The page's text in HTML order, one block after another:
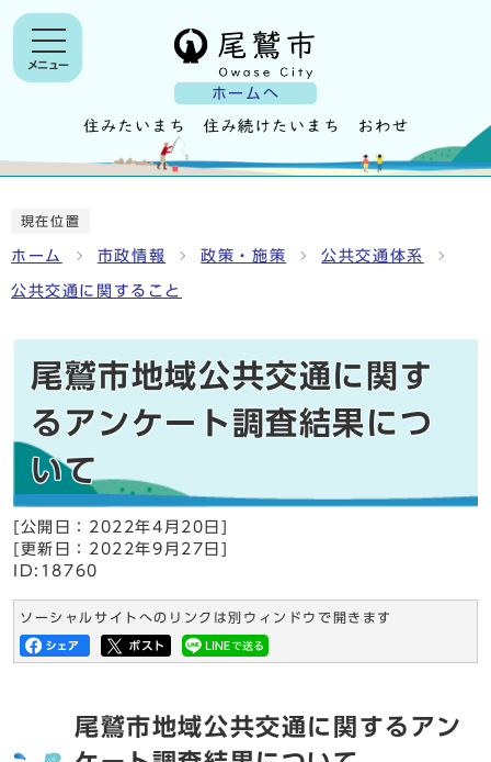
ホームへ
メニュー
現在位置
ホーム 市政情報 政策・施策 公共交通体系
公共交通に関すること
尾鷲市地域公共交通に関す
るアンケート調査結果につ
いて
[公開日： 2022年4月20日
[更新日： 2022年9月27日
ID:18760
ソーシャルサイトへのリンクは別ウィンドウで開きます
尾鷲市地域公共交通に関するアン